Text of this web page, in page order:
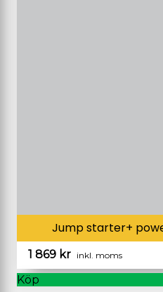
Jump starter+
1 869 kr inkl. moms
Köp